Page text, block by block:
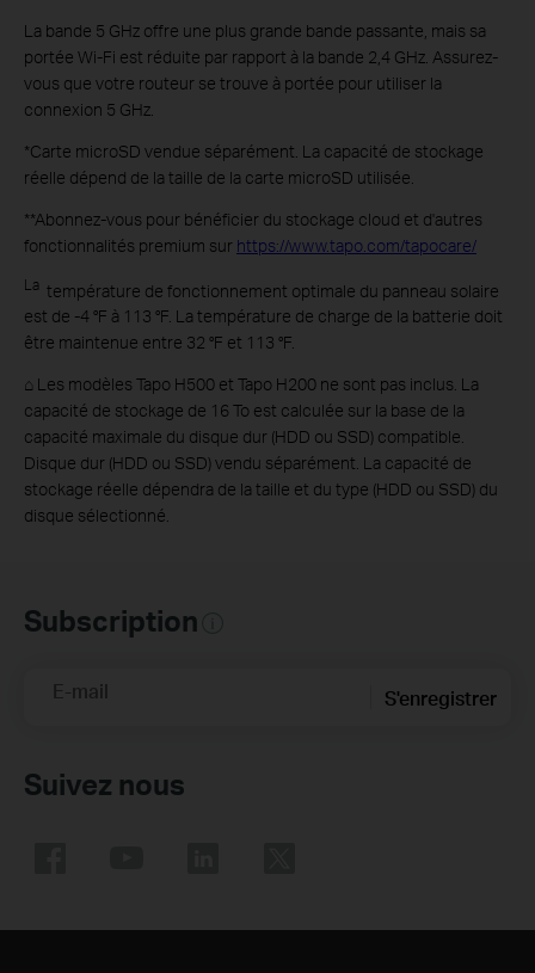
La bande 5 GHz offre une plus grande bande passante, mais sa
portée Wi-Fi est réduite par rapport à la bande 2,4 GHz. Assurez-
vous que votre routeur se trouve à portée pour utiliser la
connexion 5 GHz.
*Carte microSD vendue séparément. La capacité de stockage
réelle dépend de la taille de la carte microSD utilisée.
**Abonnez-vous pour bénéficier du stockage cloud et d'autres
fonctionnalités premium sur https://www.tapo.com/tapocare/
La température de fonctionnement optimale du panneau solaire
est de -4 °F à 113 °F. La température de charge de la batterie doit
être maintenue entre 32 °F et 113 °F.
⌂ Les modèles Tapo H500 et Tapo H200 ne sont pas inclus. La
capacité de stockage de 16 To est calculée sur la base de la
capacité maximale du disque dur (HDD ou SSD) compatible.
Disque dur (HDD ou SSD) vendu séparément. La capacité de
stockage réelle dépendra de la taille et du type (HDD ou SSD) du
disque sélectionné.
Subscription
E-mail S'enregistrer
Suivez nous